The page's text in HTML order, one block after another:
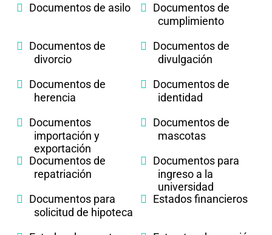
Documentos de asilo
Documentos de
cumplimiento
Documentos de
divorcio
Documentos de
divulgación
Documentos de
herencia
Documentos de
identidad
Documentos
importación y
exportación
Documentos de
mascotas
Documentos de
repatriación
Documentos para
ingreso a la
universidad
Documentos para
solicitud de hipoteca
Estados financieros